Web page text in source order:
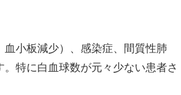
小板減少）、感染症、間質性肺
特に白血球数が元々少ない患者さ